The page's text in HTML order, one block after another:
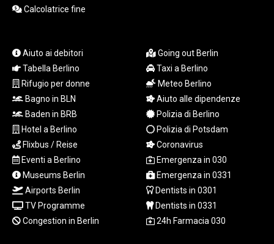
MKD 61.530604
2419.273024
MNT
4143.630364
MOP 9.308979
MRU 46.227284
MUR 54.091068
MVR 17.814877
2000.462131
MXN 19.827749
MYR 4.717706
MZN 73.617371
Calcolatrice fine
Aiuto ai debitori
Tabella Berlino
Rifugio per donne
Bagno in BLN
Baden in BRB
Hotel a Berlino
Flixbus / Reise
Eventi a Berlino
Museums Berlin
Airports Berlin
TV Programme
Congestion in Berlin
Going out Berlin
Taxi a Berlino
Meteo Berlino
Aiuto alle dipendenze
Polizia di Berlino
Polizia di Potsdam
Coronavirus
Emergenza in 030
Emergenza in 0331
Dentists in 0301
Dentists in 0331
24h Farmacia 030